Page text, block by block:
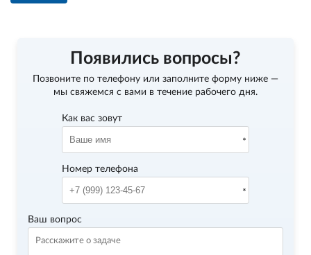
Появились вопросы?
Позвоните по телефону или заполните форму ниже —
мы свяжемся с вами в течение рабочего дня.
Как вас зовут
Номер телефона
Ваш вопрос